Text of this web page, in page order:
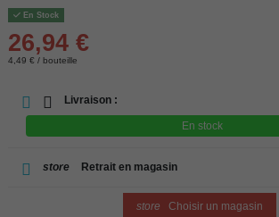
En Stock
26,94 €
4,49 € / bouteille
Livraison :
En stock
store Retrait en magasin
store Choisir un magasin